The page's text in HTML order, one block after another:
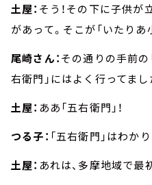
土屋： そう！その下に子供
があって。そこが「いたりあ
尾崎さん：その通りの手前の
右衛門」にはよく行ってまし
土屋： ああ「五右衛門」！
つる子： 「五右衛門」はわか
土屋： あれは、多摩地域で最